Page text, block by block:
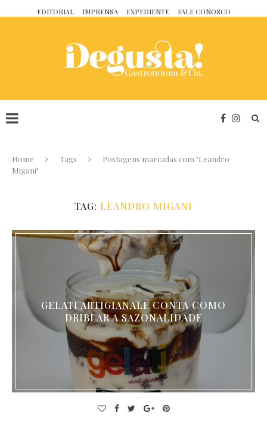
EDITORIAL IMPRENSA EXPEDIENTE FALE CONOSCO
Home Tags
Postagens marcadas com "Leandro
Migani"
TAG: LEANDRO MIGANI
GELATI ARTIGIANALE CONTA COMO
DRIBLAR A SAZONALIDADE